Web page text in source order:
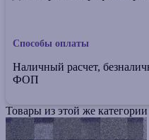
Способы оплаты
Наличный расчет,
ФОП
Товары из этой же категории